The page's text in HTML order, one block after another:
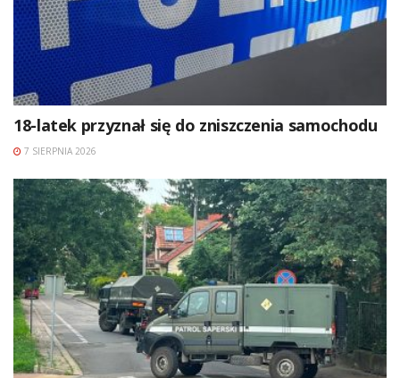
18-latek przyznał się do zniszczenia samochodu
7 SIERPNIA 2026